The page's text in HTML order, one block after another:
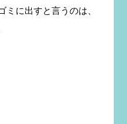
ミに出すと言うのは、